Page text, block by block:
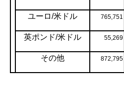
ユーロ/米ドル 765,751
英ポンド/米ドル 55,269
その他 872,795